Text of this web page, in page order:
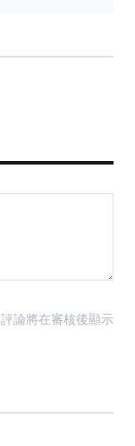
評論將在審核後顯示